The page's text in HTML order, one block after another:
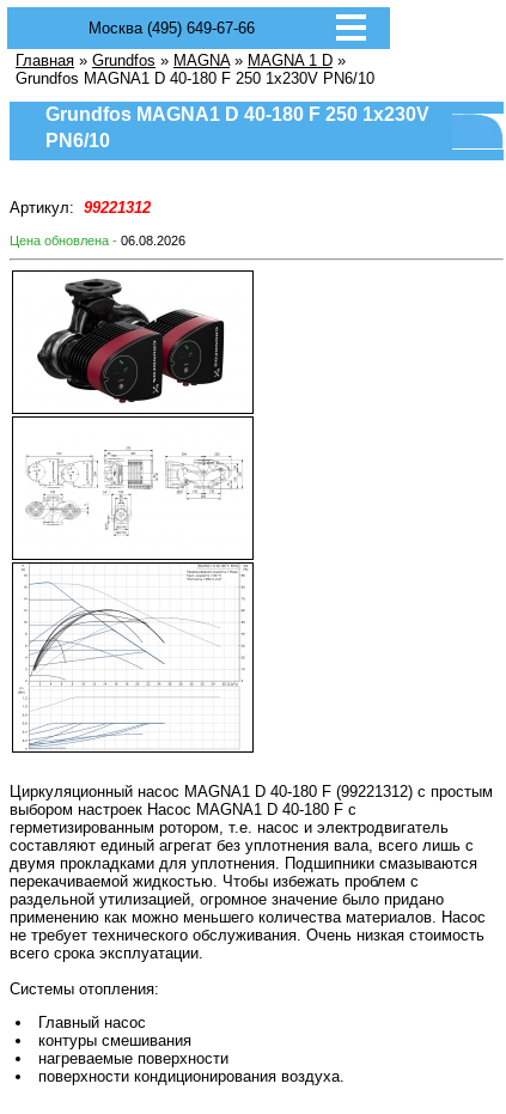
Москва (495) 649-67-66
Главная » Grundfos » MAGNA» MAGNA 1 D »
Grundfos MAGNA1 D 40-180 F 250 1x230V PN6/10
Grundfos MAGNA1 D 40-180 F 250 1x230V
PN6/10
Артикул: 99221312
Цена обновлена - 06.08.2026
Циркуляционный насос MAGNA1 D 40-180 F (99221312) с простым
выбором настроек Насос MAGNA1 D 40-180 F с
герметизированным ротором, т.е. насос и электродвигатель
составляют единый агрегат без уплотнения вала, всего лишь с
двумя прокладками для уплотнения. Подшипники смазываются
перекачиваемой жидкостью. Чтобы избежать проблем с
раздельной утилизацией, огромное значение было придано
применению как можно меньшего количества материалов. Насос
не требует технического обслуживания. Очень низкая стоимость
всего срока эксплуатации.
Системы отопления:
Главный насос
контуры смешивания
нагреваемые поверхности
поверхности кондиционирования воздуха.